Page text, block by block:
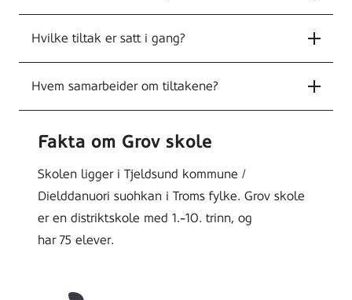
Hvilke tiltak er satt i gang?
Hvem samarbeider om tiltakene?
Fakta om Grov skole
Skolen ligger i Tjeldsund kommune /
Dielddanuori suohkan i Troms fylke. Grov skole
er en distriktskole med 1.-10. trinn, og
har 75 elever.